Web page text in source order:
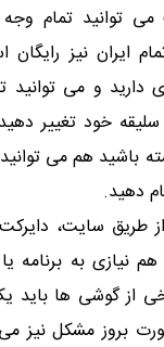
توانید تمام
ایران نیز
دارید و می توانید
خود تغییر
باشید هم می
دهید.
سایت، دایرکت
نیازی به برنامه
از گوشی ها
بروز مشکل نیز می